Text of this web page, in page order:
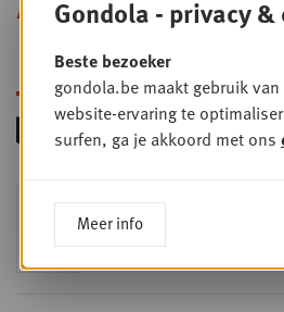
Alle opleidingen
DO
OKT
RET-TALK
CEO ONLY
Gondola - privacy
Beste bezoeker
gondola.be maakt gebruik
website-ervaring te
surfen, ga je akkoord met ons
Meer info